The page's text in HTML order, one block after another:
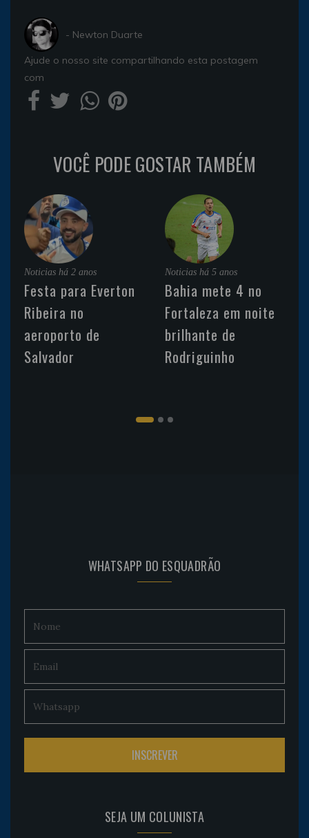
- Newton Duarte
Ajude o nosso site compartilhando esta postagem
com
VOCÊ PODE GOSTAR TAMBÉM
Noticias há 2 anos
Festa para Everton
Ribeira no
aeroporto de
Salvador
Noticias há 5 anos
Bahia mete 4 no
Fortaleza em noite
brilhante de
Rodriguinho
WHATSAPP DO ESQUADRÃO
SEJA UM COLUNISTA